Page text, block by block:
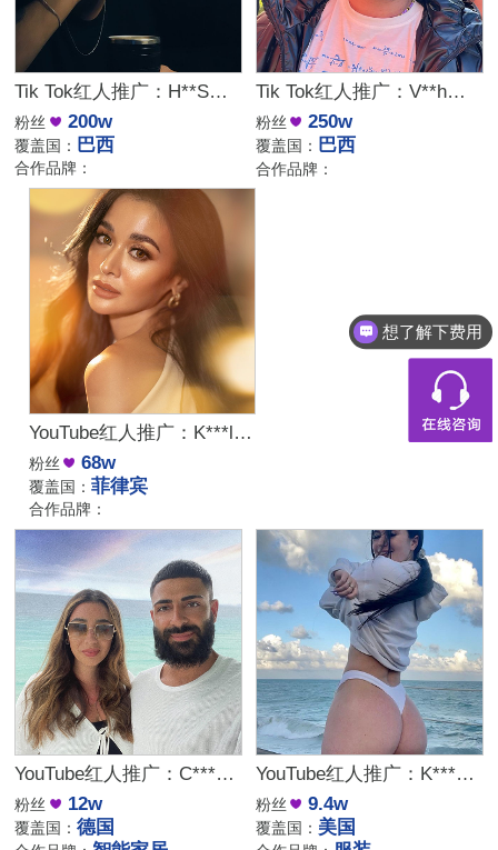
Tik Tok红人推广：V**h｜巴西 娱乐
粉丝 250w
覆盖国： 巴西
合作品牌：
Tik Tok红人推广：H**S｜巴西 摄影
粉丝 200w
覆盖国： 巴西
合作品牌：
YouTube红人推广：K***l｜菲律宾 生活
粉丝 68w
覆盖国： 菲律宾
合作品牌：
YouTube红人推广：C***n｜德国 娱乐
粉丝 12w
覆盖国：德国
YouTube红人推广：K***n｜美国 时尚
粉丝 9.4w
覆盖国： 美国
想了解下费用